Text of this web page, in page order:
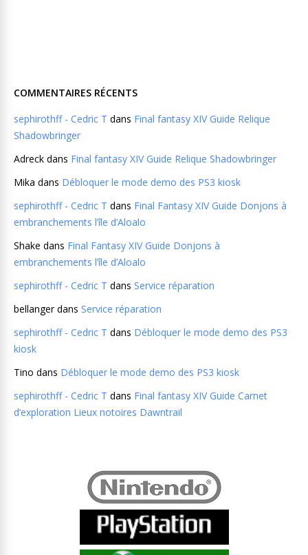
COMMENTAIRES RÉCENTS
sephirothff - Cedric T dans Final fantasy XIV Guide Relique
Shadowbringer
Adreck dans Final fantasy XIV Guide Relique Shadowbringer
Mika dans Débloquer le mode demo des PS3 kiosk
sephirothff - Cedric T dans Final Fantasy XIV Guide Donjons à
embranchements l’île d’Aloalo
Shake dans Final Fantasy XIV Guide Donjons à
embranchements l’île d’Aloalo
sephirothff - Cedric T dans Service réparation
bellangerdans Service réparation
sephirothff - Cedric T dans Débloquer le mode demo des PS3
kiosk
Tino dans Débloquer le mode demo des PS3 kiosk
sephirothff - Cedric T dans Final fantasy XIV Guide Carnet
d’exploration Lieux notoires Dawntrail